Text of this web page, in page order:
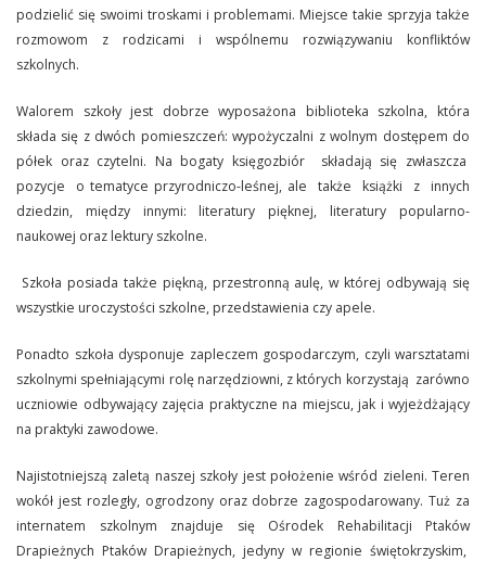
podzielić się swoimi troskami i problemami. Miejsce takie sprzyja także
rozmowom z rodzicami i wspólnemu rozwiązywaniu konfliktów
szkolnych.
Walorem szkoły jest dobrze wyposażona biblioteka szkolna, która
składa się z dwóch pomieszczeń: wypożyczalni z wolnym dostępem do
półek oraz czytelni. Na bogaty księgozbiór składają się zwłaszcza
pozycje o tematyce przyrodniczo-leśnej, ale także książki z innych
dziedzin, między innymi: literatury pięknej, literatury popularno-
naukowej oraz lektury szkolne.
Szkoła posiada także piękną, przestronną aulę, w której odbywają się
wszystkie uroczystości szkolne, przedstawienia czy apele.
Ponadto szkoła dysponuje zapleczem gospodarczym, czyli warsztatami
szkolnymi spełniającymi rolę narzędziowni, z których korzystają zarówno
uczniowie odbywający zajęcia praktyczne na miejscu, jak i wyjeżdżający
na praktyki zawodowe.
Najistotniejszą zaletą naszej szkoły jest położenie wśród zieleni. Teren
wokół jest rozległy, ogrodzony oraz dobrze zagospodarowany. Tuż za
internatem szkolnym znajduje się Ośrodek Rehabilitacji Ptaków
Drapieżnych Ptaków Drapieżnych, jedyny w regionie świętokrzyskim,